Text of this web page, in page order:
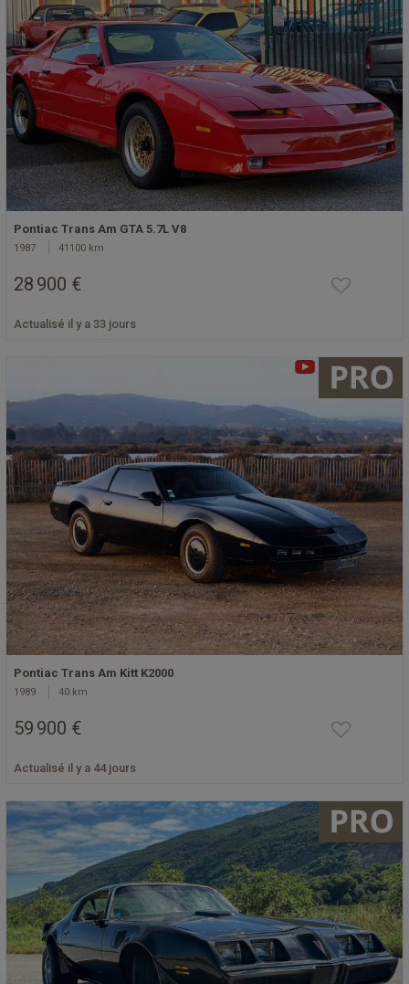
Pontiac Trans Am GTA 5.7L V8
1987 41100 km
28 900 €
Actualisé il y a 33 jours
Pontiac Trans Am Kitt K2000
1989 40 km
59 900 €
Actualisé il y a 44 jours